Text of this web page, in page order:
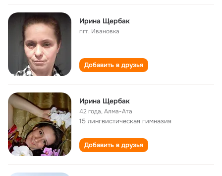
Ирина Щербак
пгт. Ивановка
Добавить в друзья
Ирина Щербак
42 года,Алма-Ата
15 лингвистическая гимназия
Добавить в друзья